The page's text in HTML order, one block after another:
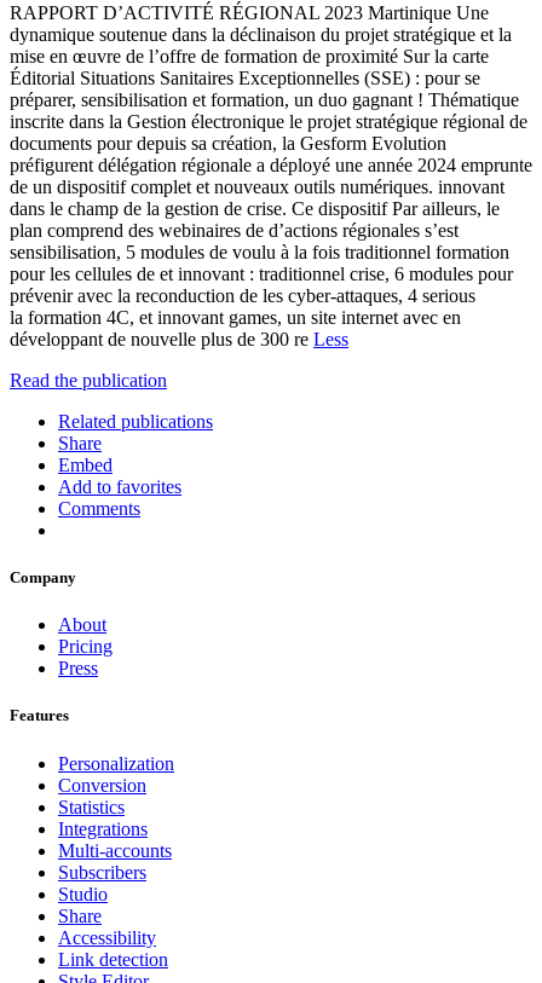
RAPPORT D’ACTIVITÉ RÉGIONAL 2023 Martinique Une
dynamique soutenue dans la déclinaison du projet stratégique et la
mise en œuvre de l’offre de formation de proximité Sur la carte
Éditorial Situations Sanitaires Exceptionnelles (SSE) : pour se
préparer, sensibilisation et formation, un duo gagnant ! Thématique
inscrite dans la Gestion électronique le projet stratégique régional de
documents pour depuis sa création, la Gesform Evolution
préfigurent délégation régionale a déployé une année 2024 emprunte
de un dispositif complet et nouveaux outils numériques. innovant
dans le champ de la gestion de crise. Ce dispositif Par ailleurs, le
plan comprend des webinaires de d’actions régionales s’est
sensibilisation, 5 modules de voulu à la fois traditionnel formation
pour les cellules de et innovant : traditionnel crise, 6 modules pour
prévenir avec la reconduction de les cyber-attaques, 4 serious
la formation 4C, et innovant games, un site internet avec en
développant de nouvelle plus de 300 re Less
Read the publication
Related publications
Share
Embed
Add to favorites
Comments
Company
About
Pricing
Press
Features
Personalization
Conversion
Statistics
Integrations
Multi-accounts
Subscribers
Studio
Share
Accessibility
Link detection